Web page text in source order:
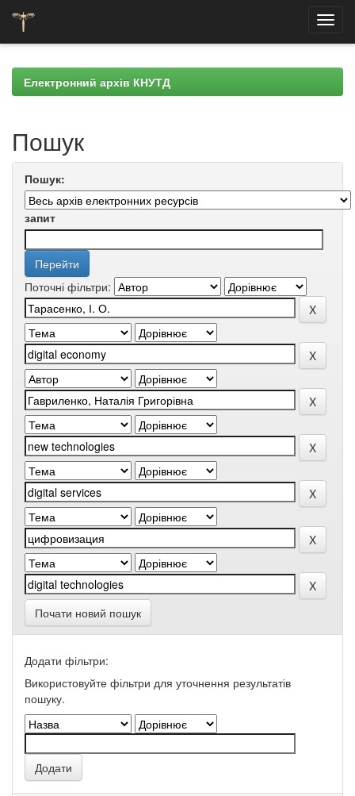
navigationЕлектронний архів КНУТД
Пошук
Пошук:
запит
Поточні фільтри:
Почати новий пошук
Додати фільтри:
Використовуйте фільтри для уточнення результатів
пошуку.